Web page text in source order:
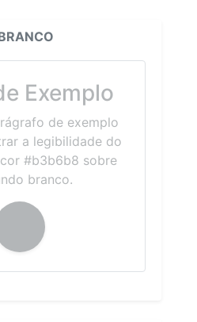
Exemplo
de exemplo
a legibilidade do
#b3b6b8 sobre
branco.